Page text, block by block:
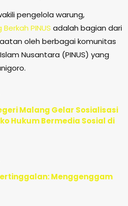
pengelola warung,
PINUS adalah bagian dari
oleh berbagai komunitas
Nusantara (PINUS) yang
Malang Gelar Sosialisasi
Hukum Bermedia Sosial di
Menggenggam